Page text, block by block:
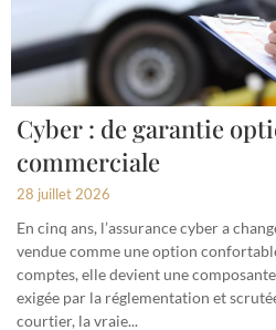
Cyber : de garantie
commerciale
28 juillet 2026
En cinq ans, l’assurance cyber a
vendue comme une option
comptes, elle devient une
exigée par la réglementation et
courtier, la vraie...